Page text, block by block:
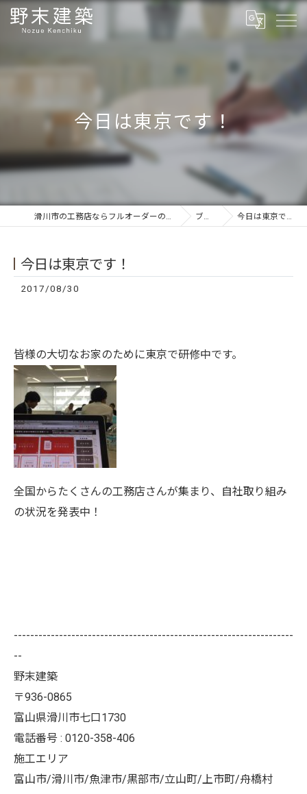
今日は東京です！
滑川市の工務店ならフルオーダーの野末建築 ブログ 今日は東京です！
今日は東京です！
2017/08/30
皆様の大切なお家のために東京で研修中です。
全国からたくさんの工務店さんが集まり、自社取り組み
の状況を発表中！
--------------------------------------------------------------------
--
野末建築
〒936-0865
富山県滑川市七口1730
電話番号 : 0120-358-406
施工エリア
富山市/滑川市/魚津市/黒部市/立山町/上市町/舟橋村